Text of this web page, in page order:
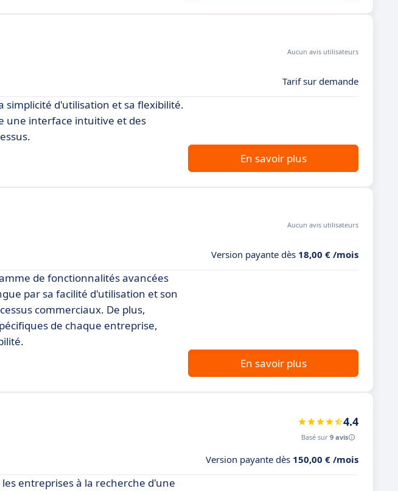
Aucun avis utilisateurs
Tarif sur demande
simplicité d'utilisation et sa flexibilité.
une interface intuitive et des
En savoir plus
Aucun avis utilisateurs
Version payante dès 18,00 € /mois
de fonctionnalités avancées
par sa facilité d'utilisation et son
commerciaux. De plus,
de chaque entreprise,
En savoir plus
4.4
Basé sur 9 avis
Version payante dès 150,00 € /mois
entreprises à la recherche d'une